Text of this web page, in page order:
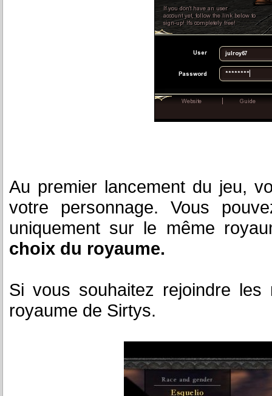
Au premier lancement du jeu,
votre personnage. Vous
uniquement sur le même
choix du royaume.
Si vous souhaitez rejoindre
royaume de Sirtys.